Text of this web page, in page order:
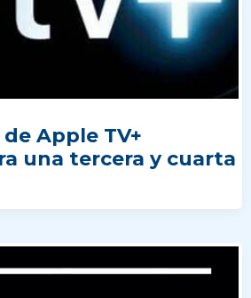
de Apple TV+
una tercera y cuarta